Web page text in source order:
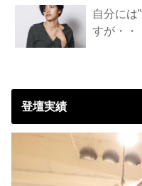
自分には
すが・・
登壇実績